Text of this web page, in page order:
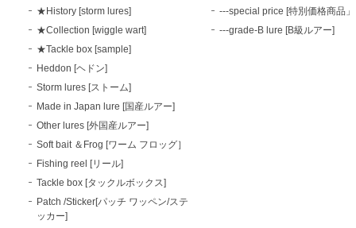
★History [storm lures]
★Collection [wiggle wart]
★Tackle box [sample]
Heddon [ヘドン]
Storm lures [ストーム]
Made in Japan lure [国産ルアー]
Other lures [外国産ルアー]
Soft bait ＆Frog [ワーム フロッグ］
Fishing reel [リール]
Tackle box [タックルボックス]
Patch /Sticker[パッチ ワッペン/ステ
ッカー]
---special price [特別価格商品」
---grade-B lure [B級ルアー]